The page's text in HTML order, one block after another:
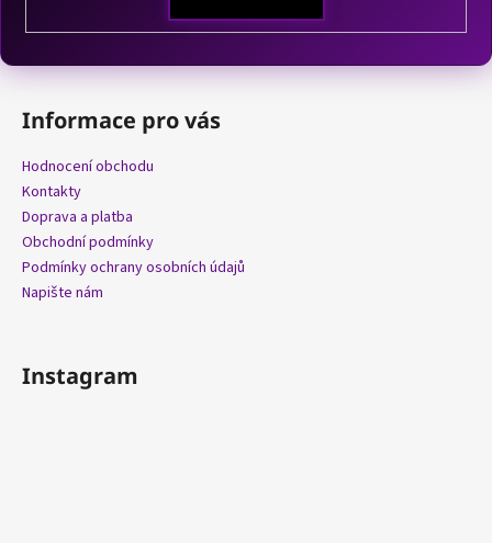
s
Informace pro vás
Hodnocení obchodu
Kontakty
Doprava a platba
Obchodní podmínky
Podmínky ochrany osobních údajů
Napište nám
Instagram